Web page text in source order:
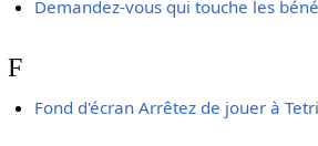
Demandez-vous qui touche les
F
Fond d'écran Arrêtez de jouer à